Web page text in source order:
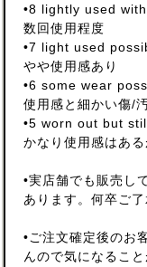
•8 lightly used
数回使用程度
•7 light used
やや使用感あり
•6 some wear
使用感と細かい傷/
•5 worn out but
かなり使用感はあ
•実店舗でも販売し
あります。何卒ご了
•ご注文確定後のお
んので気になるこ